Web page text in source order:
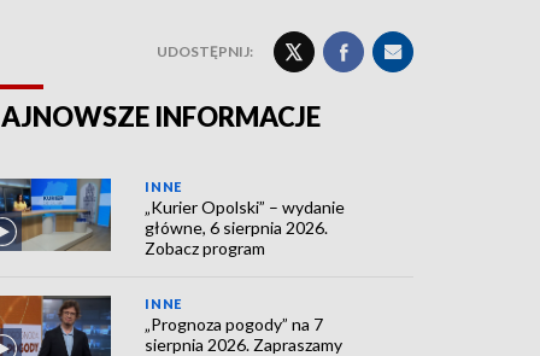
UDOSTĘPNIJ:
INFORMACJE
INNE
„Kurier Opolski” – wydanie
główne, 6 sierpnia 2026.
Zobacz program
INNE
„Prognoza pogody” na 7
sierpnia 2026. Zapraszamy